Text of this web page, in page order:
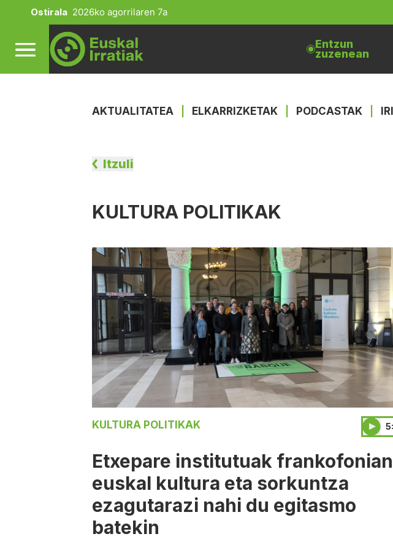
Ostirala 2026ko agorrilaren 7a
Entzun
zuzenean
AKTUALITATEA ELKARRIZKETAK PODCASTAK
Itzuli
KULTURA POLITIKAK
KULTURA POLITIKAK
Etxepare institutuak frankofonian
euskal kultura eta sorkuntza
ezagutarazi nahi du egitasmo
batekin